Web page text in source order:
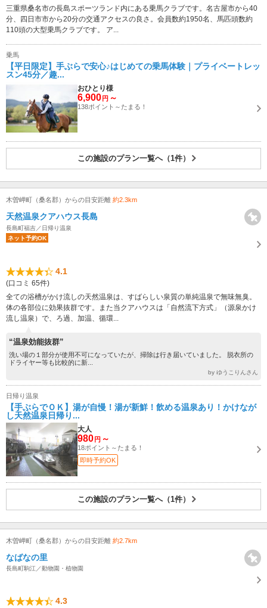
三重県桑名市の長島スポーツランド内にある乗馬クラブです。名古屋市から40
分、四日市市から20分の交通アクセスの良さ。会員数約1950名、馬匹頭数約
110頭の大型乗馬クラブです。 ア...
乗馬
【平日限定】手ぶらで安心♪はじめての乗馬体験｜プライベートレッ
スン45分／趣...
おひとり様
6,900 円 ～
138ポイント～たまる！
この施設のプラン一覧へ（1件）
木曽岬町（桑名郡）からの目安距離 約2.3km
天然温泉クアハウス長島
長島町福吉／日帰り温泉
ネット予約OK
4.1
(口コミ 65件)
全ての浴槽がかけ流しの天然温泉は、すばらしい泉質の単純温泉で無味無臭。
体の各部位に効果抜群です。また当クアハウスは「自然流下方式」（源泉かけ
流し温泉）で、ろ過、加温、循環...
“温泉効能抜群”
洗い場の１部分が使用不可になっていたが、掃除は行き届いていました。 脱衣所の
ドライヤー等も比較的に新...
by ゆうこりんさん
日帰り温泉
【手ぶらでＯＫ】湯が自慢！湯が新鮮！飲める温泉あり！かけなが
し天然温泉日帰り...
大人
980 円 ～
18ポイント～たまる！
即時予約OK
この施設のプラン一覧へ（1件）
木曽岬町（桑名郡）からの目安距離 約2.7km
なばなの里
長島町駒江／動物園・植物園
4.3